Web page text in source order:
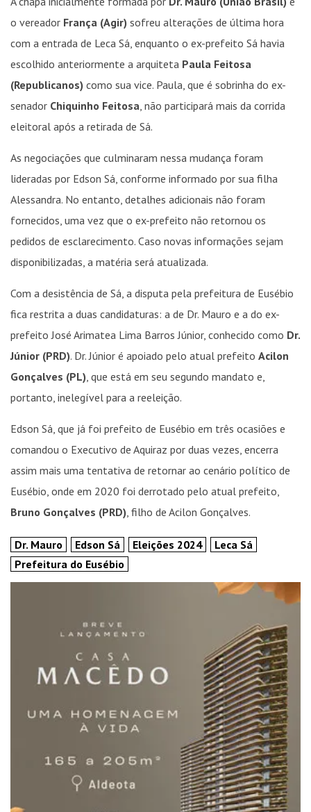
o vereador França (Agir) sofreu alterações de última hora
com a entrada de Leca Sá, enquanto o ex-prefeito Sá havia
escolhido anteriormente a arquiteta Paula Feitosa
(Republicanos) como sua vice. Paula, que é sobrinha do ex-
senador Chiquinho Feitosa , não participará mais da corrida
eleitoral após a retirada de Sá.
As negociações que culminaram nessa mudança foram
lideradas por Edson Sá, conforme informado por sua filha
Alessandra. No entanto, detalhes adicionais não foram
fornecidos, uma vez que o ex-prefeito não retornou os
pedidos de esclarecimento. Caso novas informações sejam
disponibilizadas, a matéria será atualizada.
Com a desistência de Sá, a disputa pela prefeitura de Eusébio
fica restrita a duas candidaturas: a de Dr. Mauro e a do ex-
prefeito José Arimatea Lima Barros Júnior, conhecido como Dr.
Júnior (PRD). Dr. Júnior é apoiado pelo atual prefeito Acilon
Gonçalves (PL) , que está em seu segundo mandato e,
portanto, inelegível para a reeleição.
Edson Sá, que já foi prefeito de Eusébio em três ocasiões e
comandou o Executivo de Aquiraz por duas vezes, encerra
assim mais uma tentativa de retornar ao cenário político de
Eusébio, onde em 2020 foi derrotado pelo atual prefeito,
Bruno Gonçalves (PRD) , filho de Acilon Gonçalves.
Dr. Mauro Edson Sá Eleições 2024
Leca Sá
Prefeitura do Eusébio